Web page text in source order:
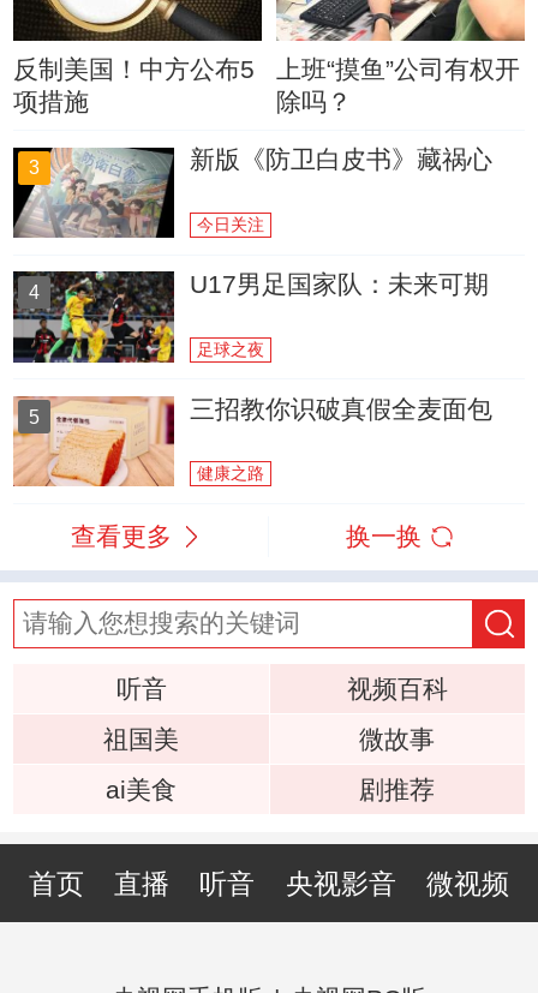
反制美国！中方公布5
项措施
上班“摸鱼”公司有权开
除吗？
3 新版《防卫白皮书》藏祸心
今日关注
4 U17男足国家队：未来可期
足球之夜
5 三招教你识破真假全麦面包
健康之路
查看更多 换一换
听音
视频百科
祖国美
微故事
ai美食
剧推荐
首页 直播 听音 央视影音 微视频